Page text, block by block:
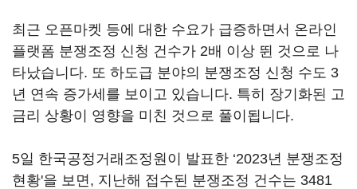
최근 오픈마켓 등에 대한 수요가 급증하면서 온라인
플랫폼 분쟁조정 신청 건수가 2배 이상 뛴 것으로 나
타났습니다. 또 하도급 분야의 분쟁조정 신청 수도 3
년 연속 증가세를 보이고 있습니다. 특히 장기화된 고
금리 상황이 영향을 미친 것으로 풀이됩니다.
5일 한국공정거래조정원이 발표한 ‘2023년 분쟁조정
현황'을 보면, 지난해 접수된 분쟁조정 건수는 3481